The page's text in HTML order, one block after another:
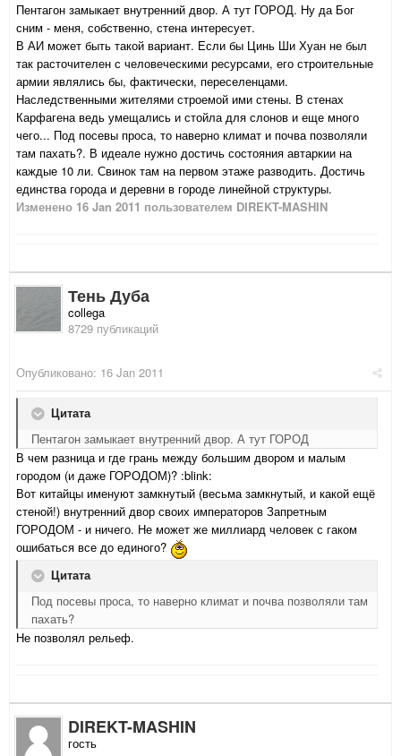
Пентагон замыкает внутренний двор. А тут ГОРОД. Ну да Бог
сним - меня, собственно, стена интересует.
В АИ может быть такой вариант. Если бы Цинь Ши Хуан не был
так расточителен с человеческими ресурсами, его строительные
армии являлись бы, фактически, переселенцами.
Наследственными жителями строемой ими стены. В стенах
Карфагена ведь умещались и стойла для слонов и еще много
чего... Под посевы проса, то наверно климат и почва позволяли
там пахать?. В идеале нужно достичь состояния автаркии на
каждые 10 ли. Свинок там на первом этаже разводить. Достичь
единства города и деревни в городе линейной структуры.
Изменено 16 Jan 2011 пользователем DIREKT-MASHIN
Тень Дуба
collega
8729 публикаций
Опубликовано: 16 Jan 2011
Цитата
Пентагон замыкает внутренний двор. А тут ГОРОД
В чем разница и где грань между большим двором и малым
городом (и даже ГОРОДОМ)? :blink:
Вот китайцы именуют замкнутый (весьма замкнутый, и какой ещё
стеной!) внутренний двор своих императоров Запретным
ГОРОДОМ - и ничего. Не может же миллиард человек с гаком
ошибаться все до единого?
Цитата
Под посевы проса, то наверно климат и почва позволяли там
пахать?
Не позволял рельеф.
DIREKT-MASHIN
гость